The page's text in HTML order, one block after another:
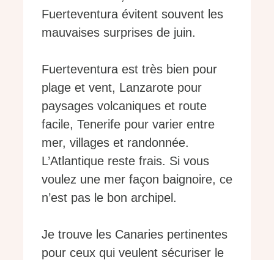
Fuerteventura évitent souvent les
mauvaises surprises de juin.
Fuerteventura est très bien pour
plage et vent, Lanzarote pour
paysages volcaniques et route
facile, Tenerife pour varier entre
mer, villages et randonnée.
L’Atlantique reste frais. Si vous
voulez une mer façon baignoire, ce
n’est pas le bon archipel.
Je trouve les Canaries pertinentes
pour ceux qui veulent sécuriser le